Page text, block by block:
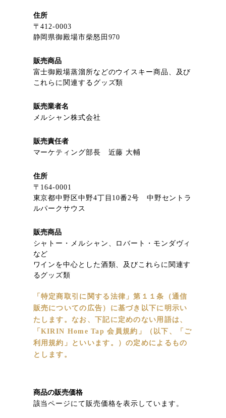
住所
〒412-0003
静岡県御殿場市柴怒田970
販売商品
富士御殿場蒸溜所などのウイスキー商品、及び
これらに関連するグッズ類
販売業者名
メルシャン株式会社
販売責任者
マーケティング部長 近藤 大輔
住所
〒164-0001
東京都中野区中野4丁目10番2号 中野セントラ
ルパークサウス
販売商品
シャトー・メルシャン、ロバート・モンダヴィ
など
ワインを中心とした酒類、及びこれらに関連す
るグッズ類
「特定商取引に関する法律」第１１条（通信
販売についての広告）に基づき以下に明示い
たします。なお、下記に定めのない用語は、
「KIRIN Home Tap 会員規約」（以下、「ご
利用規約」といいます。）の定めによるもの
とします。
商品の販売価格
該当ページにて販売価格を表示しています。